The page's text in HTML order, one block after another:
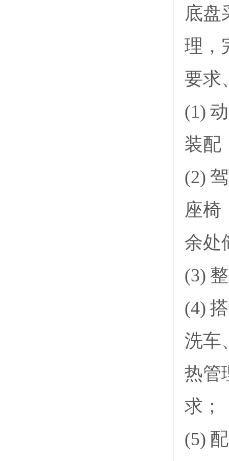
底盘
理，
要求
(1)
装配
(2)
座椅
余处
(3)
(4)
洗车
热管
求；
(5)